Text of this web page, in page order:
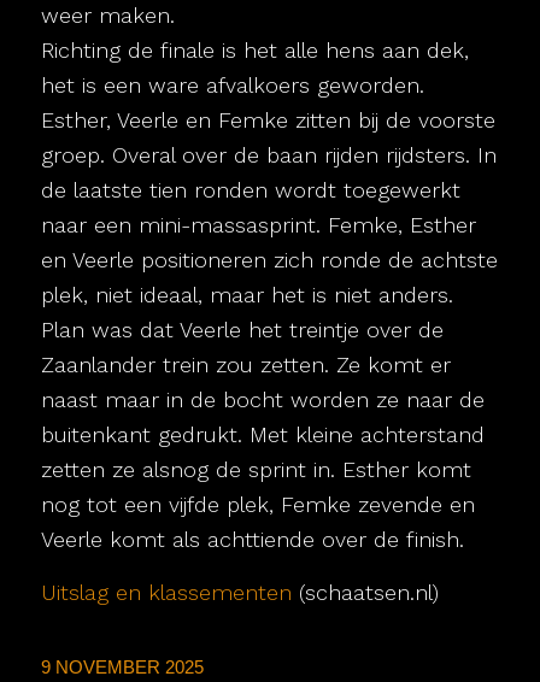
weer maken.
Richting de finale is het alle hens aan dek,
het is een ware afvalkoers geworden.
Esther, Veerle en Femke zitten bij de voorste
groep. Overal over de baan rijden rijdsters. In
de laatste tien ronden wordt toegewerkt
naar een mini-massasprint. Femke, Esther
en Veerle positioneren zich ronde de achtste
plek, niet ideaal, maar het is niet anders.
Plan was dat Veerle het treintje over de
Zaanlander trein zou zetten. Ze komt er
naast maar in de bocht worden ze naar de
buitenkant gedrukt. Met kleine achterstand
zetten ze alsnog de sprint in. Esther komt
nog tot een vijfde plek, Femke zevende en
Veerle komt als achttiende over de finish.
Uitslag en klassementen (schaatsen.nl)
9 NOVEMBER 2025